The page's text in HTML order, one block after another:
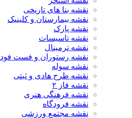
نقشه بنا های تاریخی
نقشه بیمارستان و کلینیک
نقشه پارک
نقشه تاسیسات
نقشه ترمینال
نقشه رستوران و فست فود
نقشه سوله
نقشه طرح هادی و ثبتی
نقشه فاز ۲
نقشه فرهنگی هنری
نقشه فرودگاه
نقشه مجتمع ورزشی